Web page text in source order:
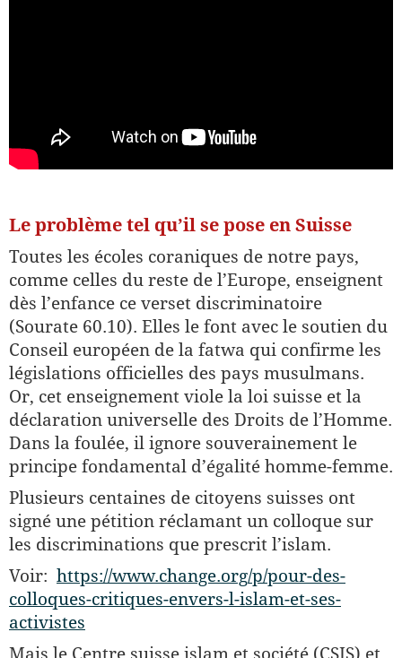
Le problème tel qu’il se pose en Suisse
Toutes les écoles coraniques de notre pays,
comme celles du reste de l’Europe, enseignent
dès l’enfance ce verset discriminatoire
(Sourate 60.10). Elles le font avec le soutien du
Conseil européen de la fatwa qui confirme les
législations officielles des pays musulmans.
Or, cet enseignement viole la loi suisse et la
déclaration universelle des Droits de l’Homme.
Dans la foulée, il ignore souverainement le
principe fondamental d’égalité homme-femme.
Plusieurs centaines de citoyens suisses ont
signé une pétition réclamant un colloque sur
les discriminations que prescrit l’islam.
Voir: https://www.change.org/p/pour-des-
colloques-critiques-envers-l-islam-et-ses-
activistes
Mais le Centre suisse islam et société (CSIS) et